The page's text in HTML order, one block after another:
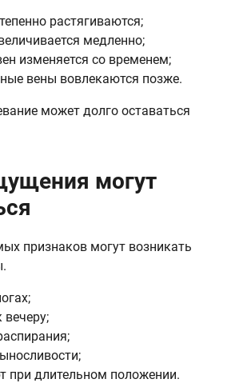
растягиваются;
медленно;
изменяется со временем;
вены вовлекаются позже.
может долго оставаться
могут
признаков могут возникать
вечеру;
при длительном положении.